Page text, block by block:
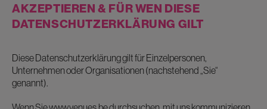
AKZEPTIEREN & FÜR WEN DIESE
DATENSCHUTZERKLÄRUNG GILT
Diese Datenschutzerklärung gilt für Einzelpersonen,
Unternehmen oder Organisationen (nachstehend „Sie“
genannt).